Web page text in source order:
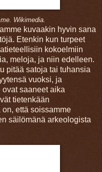
Wikimedia.
kuvaakin hyvin sana
Etenkin kun turpeet
kokoelmiin
meloja, ja niin edelleen.
pitää satoja tai tuhansia
vuoksi, ja
saaneet aika
tietenkään
että soissamme
säilömänä arkeologista